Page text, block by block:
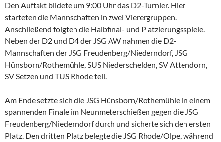
Den Auftakt bildete um 9:00 Uhr das D2-Turnier. Hier
starteten die Mannschaften in zwei Vierergruppen.
Anschließend folgten die Halbfinal- und Platzierungsspiele.
Neben der D2 und D4 der JSG AW nahmen die D2-
Mannschaften der JSG Freudenberg/Niederndorf, JSG
Hünsborn/Rothemühle, SUS Niederschelden, SV Attendorn,
SV Setzen und TUS Rhode teil.
Am Ende setzte sich die JSG Hünsborn/Rothemühle in einem
spannenden Finale im Neunmeterschießen gegen die JSG
Freudenberg/Niederndorf durch und sicherte sich den ersten
Platz. Den dritten Platz belegte die JSG Rhode/Olpe, während